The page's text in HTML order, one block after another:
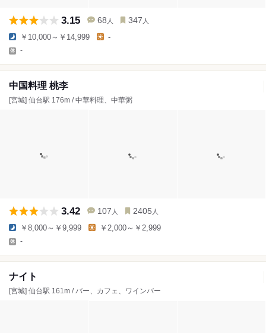
3.15 68 人 347 人
￥10,000～￥14,999 -
-
中国料理 桃李
[宮城] 仙台駅 176m / 中華料理、中華粥
3.42 107 人 2405 人
￥8,000～￥9,999 ￥2,000～￥2,999
-
ナイト
[宮城] 仙台駅 161m / バー、カフェ、ワインバー